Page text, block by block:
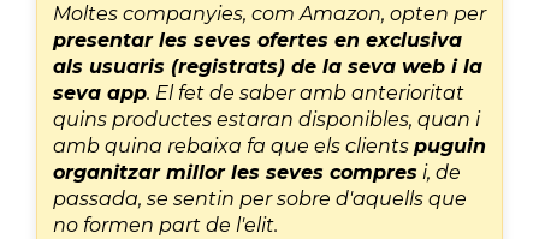
Moltes companyies, com Amazon, opten per
presentar les seves ofertes en exclusiva
als usuaris (registrats) de la seva web i la
seva app. El fet de saber amb anterioritat
quins productes estaran disponibles, quan i
amb quina rebaixa fa que els clients puguin
organitzar millor les seves compres i, de
passada, se sentin per sobre d'aquells que
no formen part de l'elit.